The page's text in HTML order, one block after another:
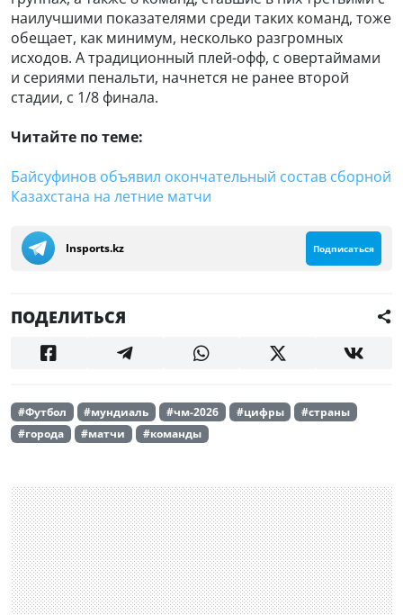
наилучшими показателями среди таких команд, тоже
обещает, как минимум, несколько разгромных
исходов. А традиционный плей-офф, с овертаймами
и сериями пенальти, начнется не ранее второй
стадии, с 1/8 финала.
Читайте по теме:
Байсуфинов объявил окончательный состав сборной
Казахстана на летние матчи
Insports.kz Подписаться
ПОДЕЛИТЬСЯ
#Футбол #мундиаль #чм-2026 #цифры
#страны
#города
#матчи #команды